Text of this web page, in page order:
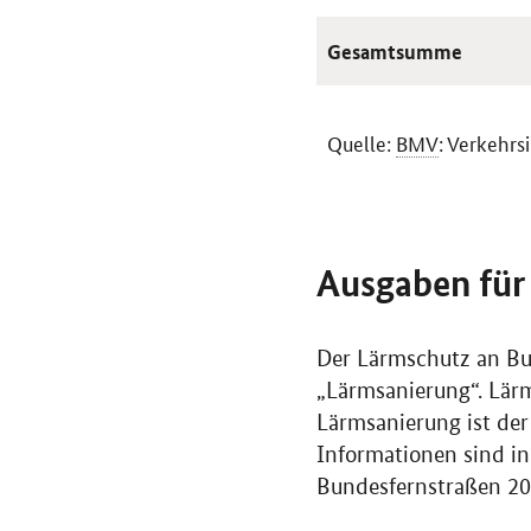
Gesamtsumme
Quelle: BMV:
Ausgaben
Der Lärmschutz an
„Lärmsanierung“.
Lärmsanierung ist
Informationen sind
Bundesfernstraßen